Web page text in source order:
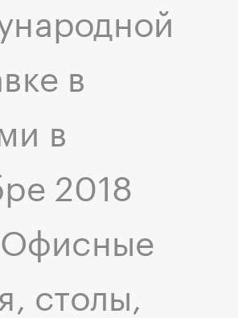
в
в
2018
Офисные
столы,